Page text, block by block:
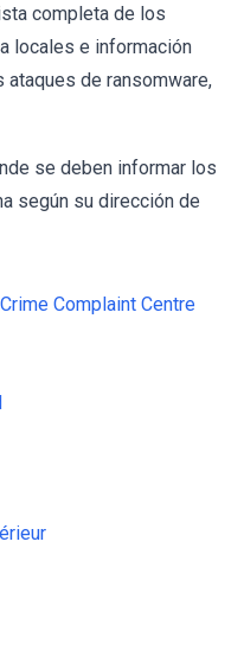
completa de los
locales e información
de ransomware,
se deben informar los
según su dirección de
Complaint Centre